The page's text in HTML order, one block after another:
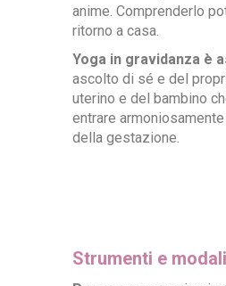
anime. Comprenderlo
ritorno a casa.
Yoga in gravidanza è
ascolto di sé e del
uterino e del bambino
entrare
della gestazione.
Strumenti e